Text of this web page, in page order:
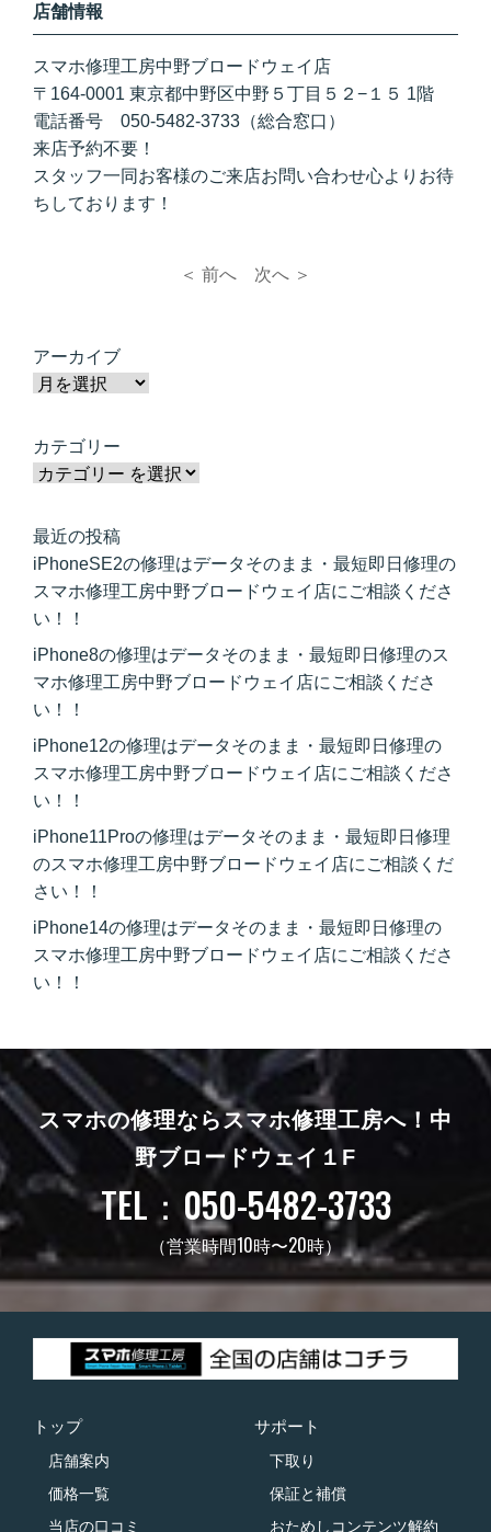
店舗情報
スマホ修理工房中野ブロードウェイ店
〒164-0001 東京都中野区中野５丁目５２−１５ 1階
電話番号 050-5482-3733（総合窓口）
来店予約不要！
スタッフ一同お客様のご来店お問い合わせ心よりお待
ちしております！
＜ 前へ 次へ ＞
アーカイブ
カテゴリー
最近の投稿
iPhoneSE2の修理はデータそのまま・最短即日修理の
スマホ修理工房中野ブロードウェイ店にご相談くださ
い！！
iPhone8の修理はデータそのまま・最短即日修理のス
マホ修理工房中野ブロードウェイ店にご相談くださ
い！！
iPhone12の修理はデータそのまま・最短即日修理の
スマホ修理工房中野ブロードウェイ店にご相談くださ
い！！
iPhone11Proの修理はデータそのまま・最短即日修理
のスマホ修理工房中野ブロードウェイ店にご相談くだ
さい！！
iPhone14の修理はデータそのまま・最短即日修理の
スマホ修理工房中野ブロードウェイ店にご相談くださ
い！！
スマホの修理ならスマホ修理工房へ！ 中
野ブロードウェイ１F
TEL：050-5482-3733
（営業時間10時〜20時）
トップ
店舗案内
価格一覧
当店の口コミ
サポート
下取り
保証と補償
おためしコンテンツ解約